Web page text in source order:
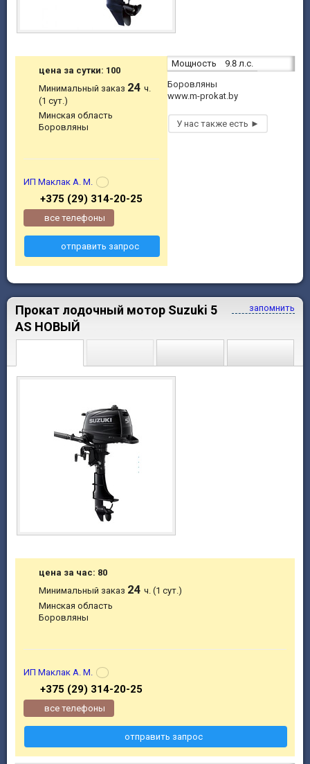
Мощность
9.8 л.с.
Боровляны
www.m-prokat.by
цена за сутки: 100
Минимальный заказ 24ч.
(1 сут.)
Минская область
Боровляны
ИП Маклак А. М.
+375 (29) 314-20-25
все телефоны
отправить запрос
запомнить
Прокат лодочный мотор Suzuki 5
AS НОВЫЙ
цена за час: 80
Минимальный заказ 24ч. (1 сут.)
Минская область
Боровляны
ИП Маклак А. М.
+375 (29) 314-20-25
все телефоны
отправить запрос